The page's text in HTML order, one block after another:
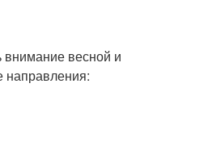
внимание весной и
направления: